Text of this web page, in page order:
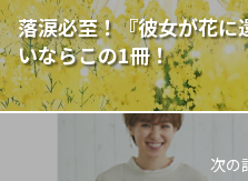
落涙必至！『彼女が花
いならこの1冊！
次の